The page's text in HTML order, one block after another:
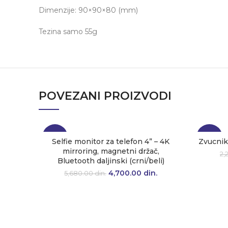
Dimenzije: 90×90×80 (mm)
Tezina samo 55g
POVEZANI PROIZVODI
-17%
Selfie monitor za telefon 4” – 4K
mirroring, magnetni držač,
Bluetooth daljinski (crni/beli)
5,680.00din.
Originalna cena je
4,700.00 din.
-23%